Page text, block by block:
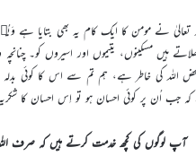
تعالیٰ نے مومن کا ایک کام یہ بھی بتایا
ہیں مسکینوں، یتیموں اور اسیروں کو۔
اللہ کی خاطر ہے، ہم تم سے اس کا کوئی
کہ جب اُن پر کوئی احسان ہو تو اِس احسان کا
آپ لوگوں کی کچھ خدمت کرتے ہیں کہ صرف